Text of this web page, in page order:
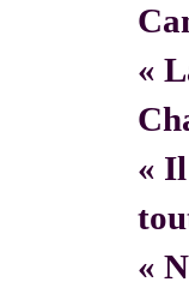
«
«
«